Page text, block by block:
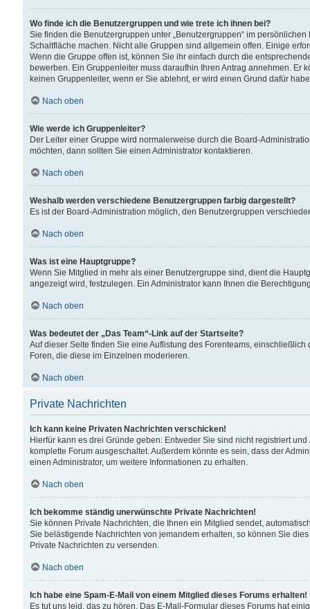
Wo finde ich die Benutzergruppen und wie trete ich ihnen bei?
Sie finden die Benutzergruppen unter „Benutzergruppen“ im
Schaltfläche machen. Nicht alle Gruppen sind allgemein offen. Einige
Wenn die Gruppe offen ist, können Sie ihr einfach durch die
bewerben. Ein Gruppenleiter muss daraufhin Ihren Antrag annehmen.
keinen Gruppenleiter, wenn er Sie ablehnt, er wird einen Grund dafür
Nach oben
Wie werde ich Gruppenleiter?
Der Leiter einer Gruppe wird normalerweise durch die Board-
möchten, dann sollten Sie einen Administrator kontaktieren.
Nach oben
Weshalb werden verschiedene Benutzergruppen farbig dargestellt?
Es ist der Board-Administration möglich, den Benutzergruppen
Nach oben
Was ist eine Hauptgruppe?
Wenn Sie Mitglied in mehr als einer Benutzergruppe sind, dient die
angezeigt wird, festzulegen. Ein Administrator kann Ihnen die
Nach oben
Was bedeutet der „Das Team“-Link auf der Startseite?
Auf dieser Seite finden Sie eine Auflistung des Forenteams,
Foren, die diese im Einzelnen moderieren.
Nach oben
Private Nachrichten
Ich kann keine Privaten Nachrichten verschicken!
Hierfür kann es drei Gründe geben: Entweder Sie sind nicht registriert
komplette Forum ausgeschaltet. Außerdem könnte es sein, dass der
einen Administrator, um weitere Informationen zu erhalten.
Nach oben
Ich bekomme ständig unerwünschte Private Nachrichten!
Sie können Private Nachrichten, die Ihnen ein Mitglied sendet,
Sie belästigende Nachrichten von jemandem erhalten, so können Sie
Private Nachrichten zu versenden.
Nach oben
Ich habe eine Spam-E-Mail von einem Mitglied dieses Forums erhalten!
Es tut uns leid, das zu hören. Das E-Mail-Formular dieses Forums hat